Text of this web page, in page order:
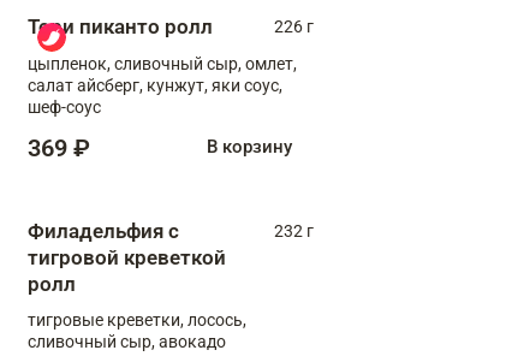
Тори пиканто ролл
226 г
цыпленок, сливочный сыр, омлет,
салат айсберг, кунжут, яки соус,
шеф-соус
369 ₽ В корзину
Филадельфия с
тигровой креветкой
ролл
232 г
тигровые креветки, лосось,
сливочный сыр, авокадо